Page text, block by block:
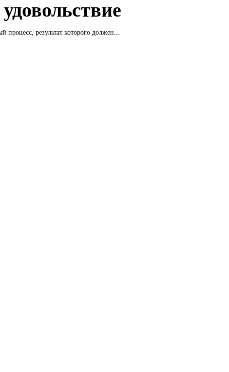
процесс, результат которого должен...